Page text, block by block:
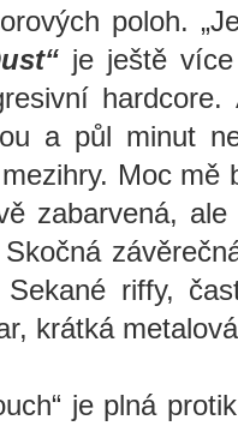
poloh.
je ještě
a půl minut
Moc mě
zabarvená,
Sekané riffy,
krátká
je plná